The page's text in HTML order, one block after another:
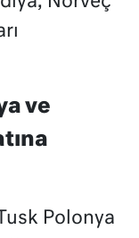
ve
Polonya